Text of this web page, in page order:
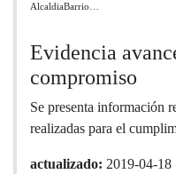
AlcaldiaBarrio…
Evidencia
compromiso
Se presenta información
realizadas para el
actualizado: 2019-04-18